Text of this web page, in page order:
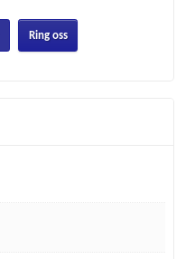
Ring oss